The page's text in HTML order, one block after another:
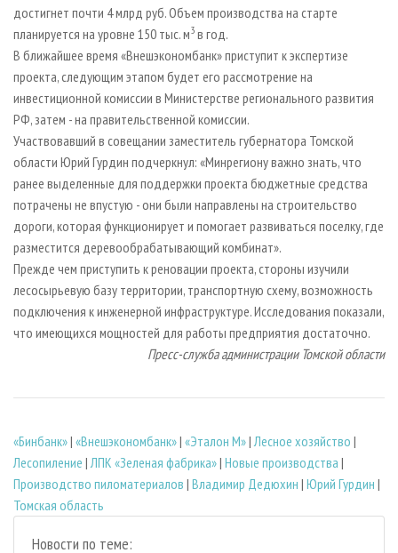
достигнет почти 4 млрд руб. Объем производства на старте
планируется на уровне 150 тыс. м3 в год.
В ближайшее время «Внешэкономбанк» приступит к экспертизе
проекта, следующим этапом будет его рассмотрение на
инвестиционной комиссии в Министерстве регионального развития
РФ, затем - на правительственной комиссии.
Участвовавший в совещании заместитель губернатора Томской
области Юрий Гурдин подчеркнул: «Минрегиону важно знать, что
ранее выделенные для поддержки проекта бюджетные средства
потрачены не впустую - они были направлены на строительство
дороги, которая функционирует и помогает развиваться поселку, где
разместится деревообрабатывающий комбинат».
Прежде чем приступить к реновации проекта, стороны изучили
лесосырьевую базу территории, транспортную схему, возможность
подключения к инженерной инфраструктуре. Исследования показали,
что имеющихся мощностей для работы предприятия достаточно.
Пресс-служба администрации Томской области
«Бинбанк»| «Внешэкономбанк»| «Эталон М»|Лесное хозяйство |
Лесопиление |ЛПК «Зеленая фабрика»| Новые производства |
Производство пиломатериалов | Владимир Дедюхин | Юрий Гурдин |
Томская область
Новости по теме: